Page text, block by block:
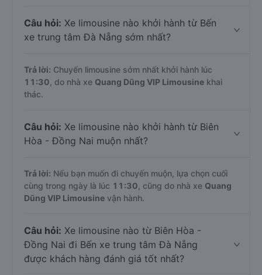
Câu hỏi: Xe limousine nào khởi hành từ Bến
xe trung tâm Đà Nẵng sớm nhất?
Trả lời: Chuyến limousine sớm nhất khởi hành lúc
11:30 , do nhà xe Quang Dũng VIP Limousine khai
thác.
Câu hỏi: Xe limousine nào khởi hành từ Biên
Hòa - Đồng Nai muộn nhất?
Trả lời: Nếu bạn muốn đi chuyến muộn, lựa chọn cuối
cùng trong ngày là lúc 11:30 , cũng do nhà xe Quang
Dũng VIP Limousine vận hành.
Câu hỏi: Xe limousine nào từ Biên Hòa -
Đồng Nai đi Bến xe trung tâm Đà Nẵng
được khách hàng đánh giá tốt nhất?